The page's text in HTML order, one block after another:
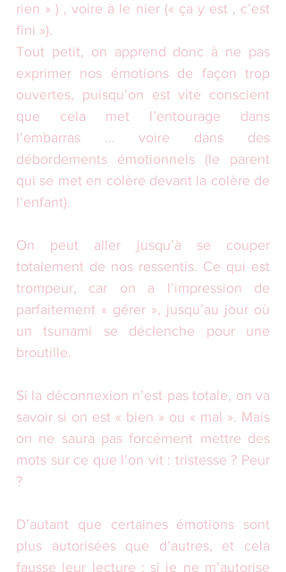
rien » ) , voire à le nier (« ça y est , c’est
fini »).
Tout petit, on apprend donc à ne pas
exprimer nos émotions de façon trop
ouvertes, puisqu’on est vite conscient
que cela met l’entourage dans
l’embarras … voire dans des
débordements émotionnels (le parent
qui se met en colère devant la colère de
l’enfant).
On peut aller jusqu’à se couper
totalement de nos ressentis. Ce qui est
trompeur, car on a l’impression de
parfaitement « gérer », jusqu’au jour où
un tsunami se déclenche pour une
broutille.
Si la déconnexion n’est pas totale, on va
savoir si on est « bien » ou « mal ». Mais
on ne saura pas forcément mettre des
mots sur ce que l’on vit : tristesse ? Peur
?
D’autant que certaines émotions sont
plus autorisées que d’autres, et cela
fausse leur lecture : si je ne m’autorise